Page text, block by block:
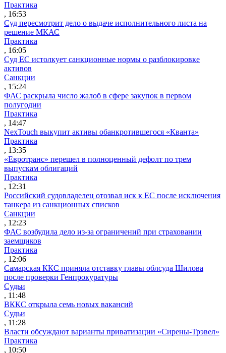
Практика
, 16:53
Суд пересмотрит дело о выдаче исполнительного листа на
решение МКАС
Практика
, 16:05
Суд ЕС истолкует санкционные нормы о разблокировке
активов
Санкции
, 15:24
ФАС раскрыла число жалоб в сфере закупок в первом
полугодии
Практика
, 14:47
NexTouch выкупит активы обанкротившегося «Кванта»
Практика
, 13:35
«Евротранс» перешел в полноценный дефолт по трем
выпускам облигаций
Практика
, 12:31
Российский судовладелец отозвал иск к ЕС после исключения
танкера из санкционных списков
Санкции
, 12:23
ФАС возбудила дело из-за ограничений при страховании
заемщиков
Практика
, 12:06
Самарская ККС приняла отставку главы облсуда Шилова
после проверки Генпрокуратуры
Судьи
, 11:48
ВККС открыла семь новых вакансий
Судьи
, 11:28
Власти обсуждают варианты приватизации «Сирены-Трэвел»
Практика
, 10:50